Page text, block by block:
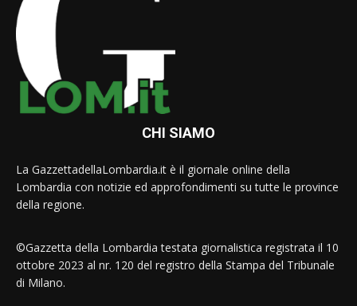
CHI SIAMO
La GazzettadellaLombardia.it è il giornale online della
Lombardia con notizie ed approfondimenti su tutte le province
della regione.
©Gazzetta della Lombardia testata giornalistica registrata il 10
ottobre 2023 al nr. 120 del registro della Stampa del Tribunale
di Milano.